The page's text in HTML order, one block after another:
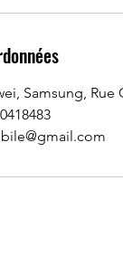
Samsung, Rue